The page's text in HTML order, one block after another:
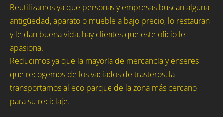
Reutilizamos ya que personas y empresas buscan alguna
antigüedad, aparato o mueble a bajo precio, lo restauran
y le dan buena vida, hay clientes que este oficio le
apasiona.
Reducimos ya que la mayoría de mercancía y enseres
que recogemos de los vaciados de trasteros, la
transportamos al eco parque de la zona más cercano
para su reciclaje.